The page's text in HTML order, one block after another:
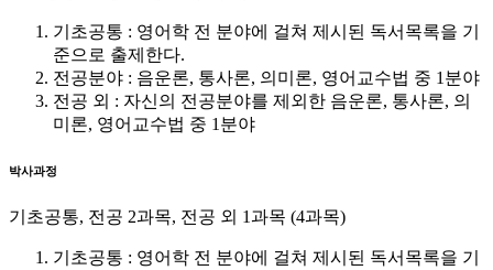
기초공통 : 영어학 전 분야에 걸쳐 제시된 독서목록을 기
준으로 출제한다.
전공분야 : 음운론, 통사론, 의미론, 영어교수법 중 1분야
전공 외 : 자신의 전공분야를 제외한 음운론, 통사론, 의
미론, 영어교수법 중 1분야
박사과정
기초공통, 전공 2과목, 전공 외 1과목 (4과목)
기초공통 : 영어학 전 분야에 걸쳐 제시된 독서목록을 기